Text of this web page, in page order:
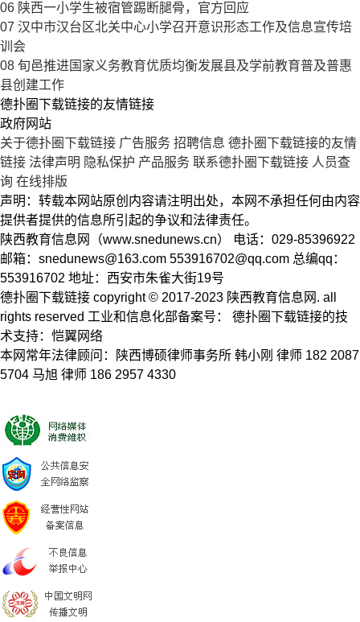
06 陕西一小学生被宿管踢断腿骨，官方回应
07 汉中市汉台区北关中心小学召开意识形态工作及信息宣传培
训会
08 旬邑推进国家义务教育优质均衡发展县及学前教育普及普惠
县创建工作
德扑圈下载链接的友情链接
政府网站
关于德扑圈下载链接 广告服务 招聘信息 德扑圈下载链接的友情
链接 法律声明 隐私保护 产品服务 联系德扑圈下载链接 人员查
询 在线排版
声明：转载本网站原创内容请注明出处，本网不承担任何由内容
提供者提供的信息所引起的争议和法律责任。
陕西教育信息网（www.snedunews.cn） 电话：029-85396922
邮箱： snedunews@163.com 553916702@qq.com 总编qq：
553916702 地址：西安市朱雀大街19号
德扑圈下载链接 copyright © 2017-2023 陕西教育信息网. all
rights reserved 工业和信息化部备案号： 德扑圈下载链接的技
术支持：恺翼网络
本网常年法律顾问：陕西博硕律师事务所 韩小刚 律师 182 2087
5704 马旭 律师 186 2957 4330